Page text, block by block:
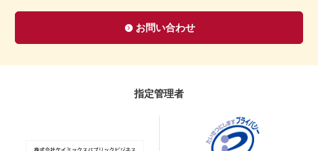
お問い合わせ
指定管理者